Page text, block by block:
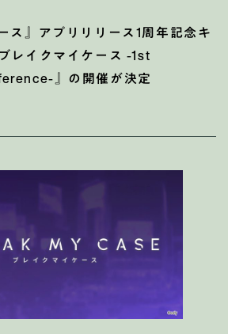
ス』アプリリリース1周年記念キ
レイクマイケース -1st
』の開催が決定